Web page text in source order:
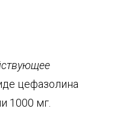
цефазолина
1000 мг.